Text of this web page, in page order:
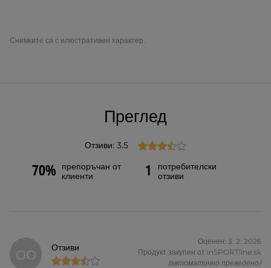
Снимките са с илюстративен характер.
Преглед
Отзиви: 3.5
70%
препоръчан от
клиенти
1
потребителски
отзиви
ОО Отзиви
Оценен: 3. 2. 2026
Продукт закупен от inSPORTline.sk
(автоматично преведено)